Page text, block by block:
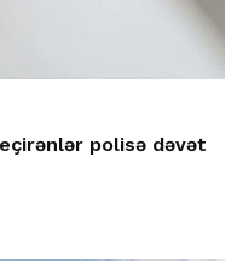
polisə dəvət